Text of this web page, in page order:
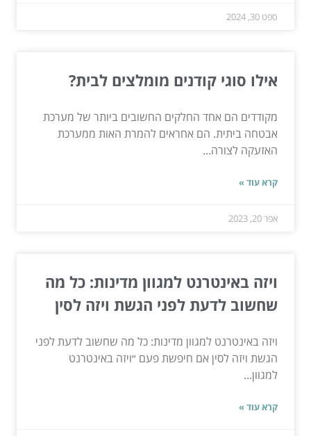
ספט 30, 2024
אילו סוגי קודנים מומלצים לבית?
מקודדים הם אחד החלקים החשובים ביותר של מערכת
אבטחה ביתית. הם אחראים להמרת האות ממערכת
האזעקה לצורה...
קרא עוד »
אפר 20, 2023
ויזה באינטרנט למגוון מדינות: כל מה
שחשוב לדעת לפני הגשת ויזה לסין
ויזה באינטרנט למגוון מדינות: כל מה שחשוב לדעת לפני
הגשת ויזה לסין אם חיפשת פעם ״ויזה באינטרנט
למגוון...
קרא עוד »